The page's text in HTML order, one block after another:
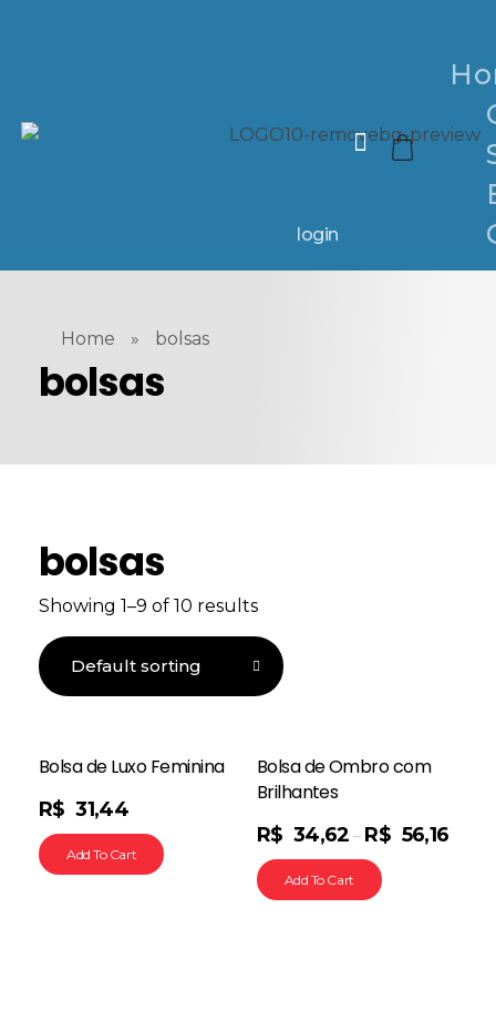
login
Home » bolsas
bolsas
bolsas
Showing 1–9 of 10 results
Bolsa de Luxo Feminina
R$ 31,44
Add To Cart
Bolsa de Ombro com
Brilhantes
R$ 34,62 – R$ 56,16
Add To Cart